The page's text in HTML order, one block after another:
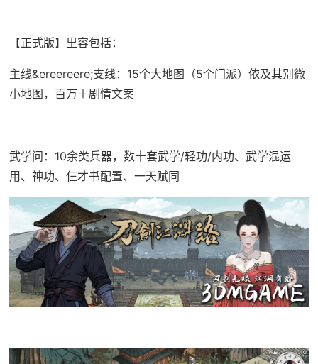
【正式版】里容包括：
主线&ereereere;支线：15个大地图（5个门派）依及其别微
小地图，百万＋剧情文案
武学问：10余类兵器，数十套武学/轻功/内功、武学混运
用、神功、仨才书配置、一天赋同